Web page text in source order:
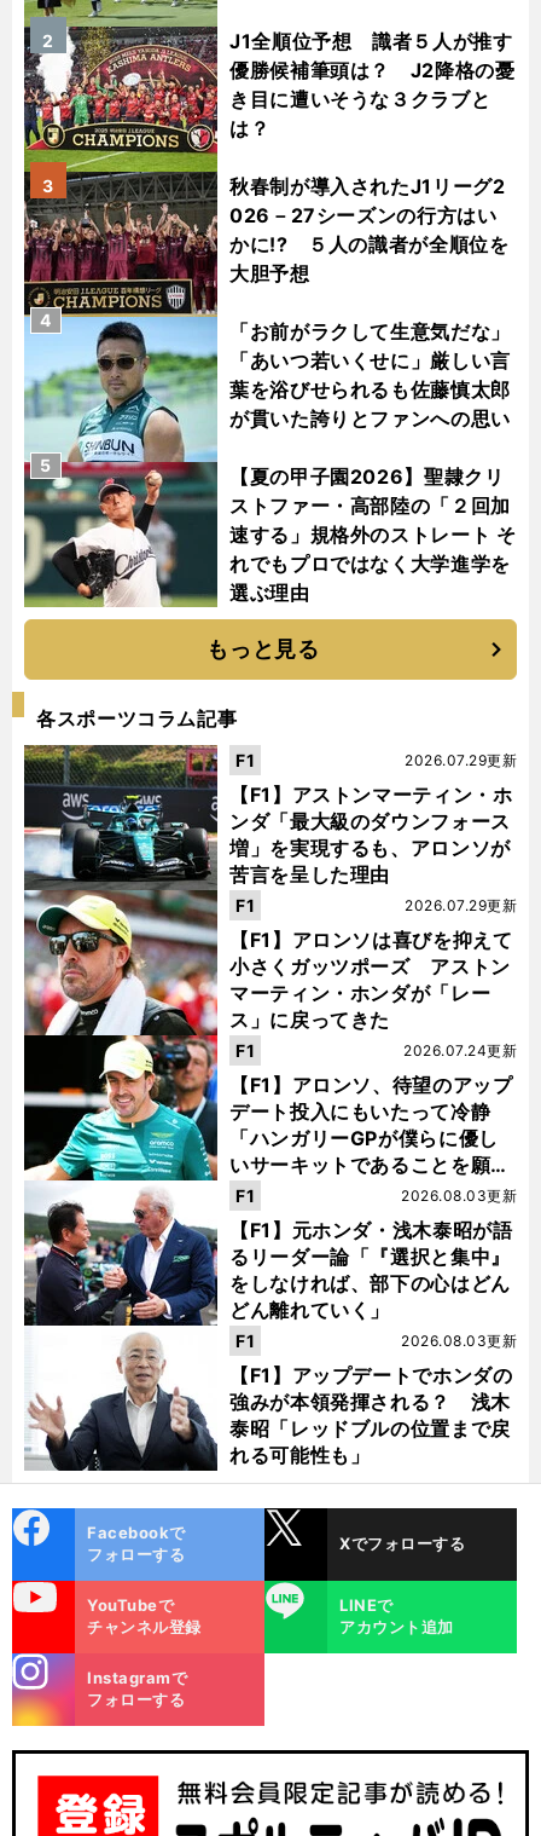
J1全順位予想 識者５人が推す
優勝候補筆頭は？ J2降格の憂
き目に遭いそうな３クラブと
は？
2
秋春制が導入されたJ1リーグ2
026－27シーズンの行方はい
かに!? ５人の識者が全順位を
大胆予想
3
「お前がラクして生意気だな」
「あいつ若いくせに」厳しい言
葉を浴びせられるも佐藤慎太郎
が貫いた誇りとファンへの思い
4
【夏の甲子園2026】聖隷クリ
ストファー・高部陸の「２回加
速する」規格外のストレート そ
れでもプロではなく大学進学を
選ぶ理由
5
もっと見る
各スポーツコラム記事
【F1】アストンマーティン・ホ
ンダ「最大級のダウンフォース
増」を実現するも、アロンソが
苦言を呈した理由
2026.07.29更新
F1
【F1】アロンソは喜びを抑えて
小さくガッツポーズ アストン
マーティン・ホンダが「レー
ス」に戻ってきた
2026.07.29更新
F1
【F1】アロンソ、待望のアップ
デート投入にもいたって冷静
「ハンガリーGPが僕らに優し
いサーキットであることを願
う」
2026.07.24更新
F1
【F1】元ホンダ・浅木泰昭が語
るリーダー論「『選択と集中』
をしなければ、部下の心はどん
どん離れていく」
2026.08.03更新
F1
【F1】アップデートでホンダの
強みが本領発揮される？ 浅木
泰昭「レッドブルの位置まで戻
れる可能性も」
2026.08.03更新
F1
ok
Facebookで
フォローする
Xでフォローする
YouTubeで
チャンネル登録
LINE
LINEで
アカウント追加
m
Instagramで
フォローする